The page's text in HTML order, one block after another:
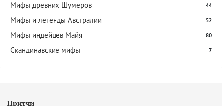
Мифы древних Шумеров 44
Мифы и легенды Австралии 52
Мифы индейцев Майя 80
Скандинавские мифы 7
Притчи